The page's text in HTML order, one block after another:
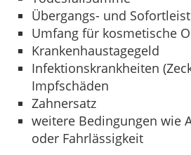
Übergangs- und
Umfang für kosmetische
Krankenhaustagegeld
Infektionskrankheiten
Impfschäden
Zahnersatz
weitere Bedingungen wie
oder Fahrlässigkeit